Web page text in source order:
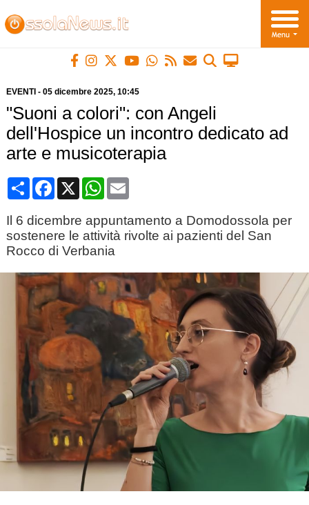
EVENTI - 05 dicembre 2025, 10:45
"Suoni a colori": con Angeli
dell'Hospice un incontro dedicato ad
arte e musicoterapia
CondividiFacebook
X WhatsApp
Email
Il 6 dicembre appuntamento a Domodossola per
sostenere le attività rivolte ai pazienti del San
Rocco di Verbania